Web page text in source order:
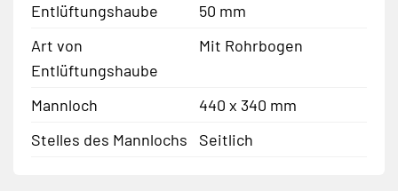
Entlüftungshaube
50 mm
Art von
Entlüftungshaube
Mit Rohrbogen
Mannloch
440 x 340 mm
Stelles des Mannlochs
Seitlich